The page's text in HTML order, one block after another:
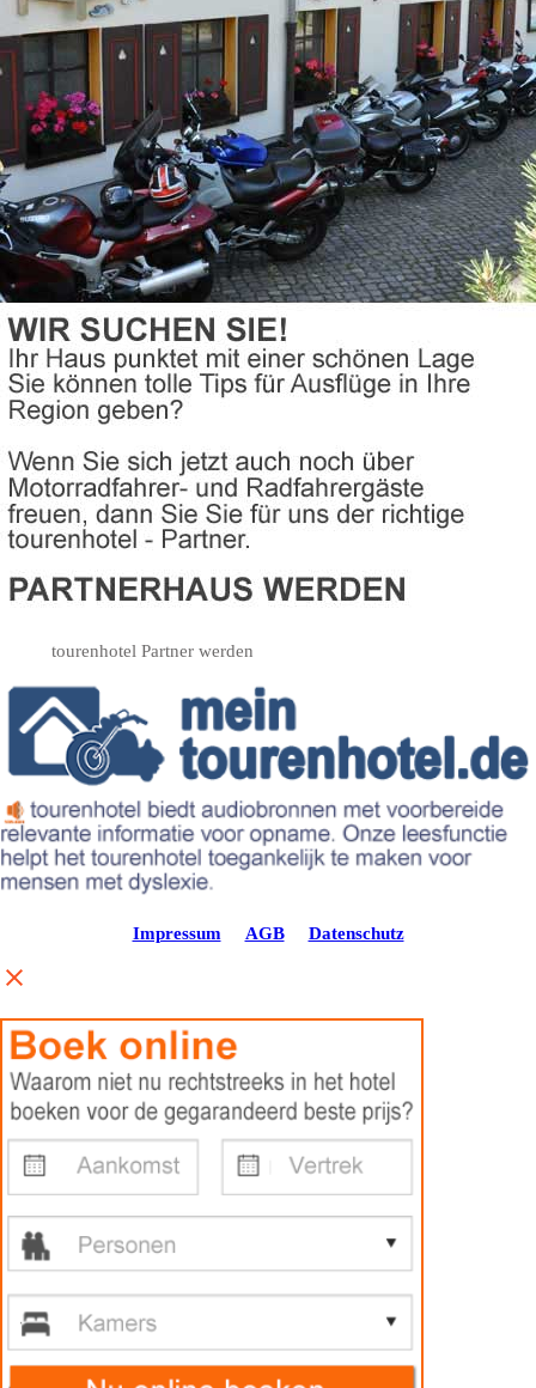
tourenhotel Partner werden
Impressum AGB Datenschutz